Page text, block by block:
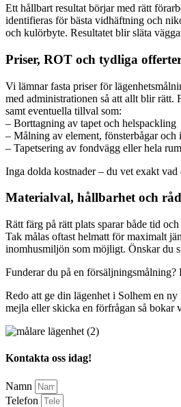
Ett hållbart resultat börjar med rätt
identifieras för bästa vidhäftning och
och kulörbyte. Resultatet blir släta
Priser, ROT och tydliga
Vi lämnar fasta priser för
med administrationen så att allt blir rätt.
samt eventuella tillval som:
– Borttagning av tapet och helspackling
– Målning av element, fönsterbågar och
– Tapetsering av fondvägg eller hela rum
Inga dolda kostnader – du vet exakt
Materialval, hållbarhet och
Rätt färg på rätt plats sparar både tid
Tak målas oftast helmatt för maximalt
inomhusmiljön som möjligt. Önskar du
Funderar du på en
Redo att ge din lägenhet i Solhem en
mejla eller skicka en förfrågan så bokar
Kontakta oss idag!
Namn
Telefon